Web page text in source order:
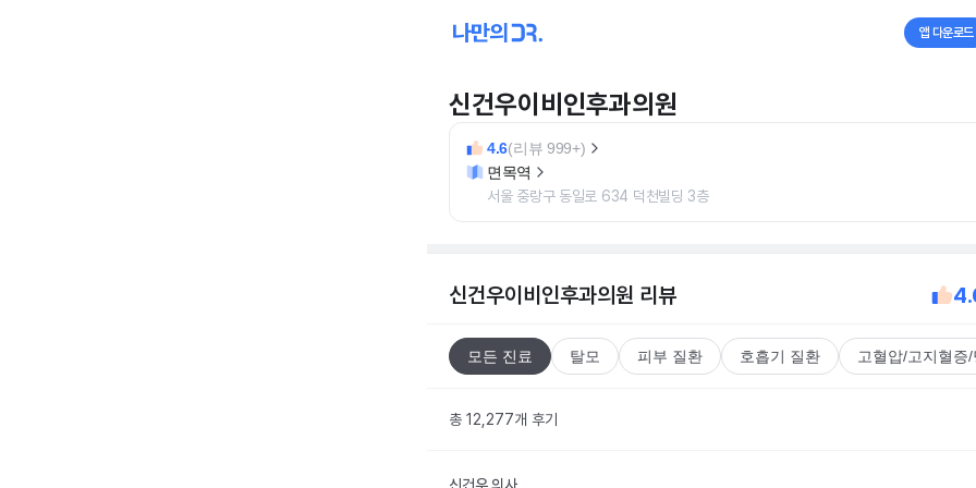
앱 다운로드
신건우이비인후과의원
4.6(리뷰 999+)
면목역
서울 중랑구 동일로 634 덕천빌딩 3층
신건우이비인후과의원 리뷰
모든 진료 탈모 피부 질환 호흡기 질환 고혈압/고지혈증/
총 12,277개 후기